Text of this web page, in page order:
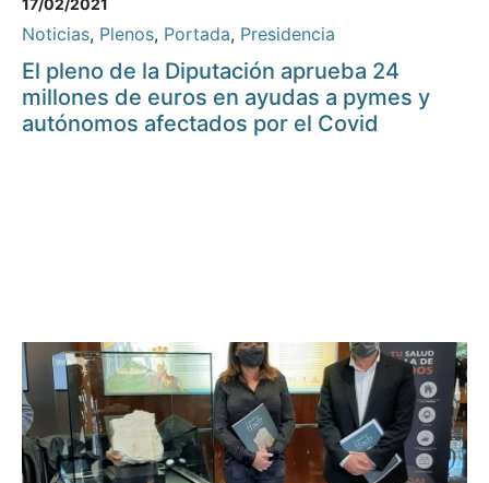
17/02/2021
Noticias, Plenos, Portada, Presidencia
El pleno de la Diputación aprueba 24
millones de euros en ayudas a pymes y
autónomos afectados por el Covid